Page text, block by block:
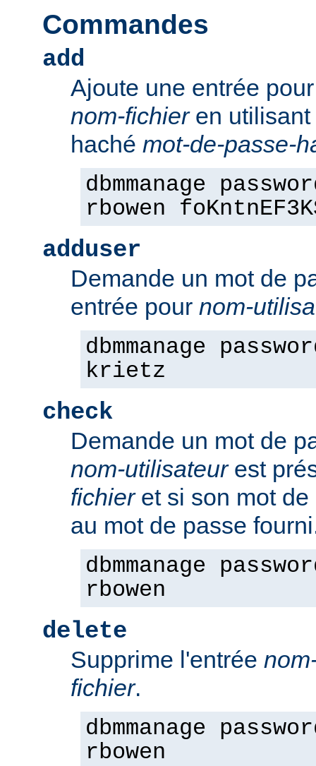
Commandes
add
Ajoute une entrée
nom-fichieren utilisant
haché mot-de-passe-
dbmmanage
rbowen
adduser
Demande un mot de
entrée pour nom-
dbmmanage
krietz
check
Demande un mot de
nom-utilisateurest
fichieret si son mot de
au mot de passe
dbmmanage
rbowen
delete
Supprime l'entrée
fichier.
dbmmanage
rbowen